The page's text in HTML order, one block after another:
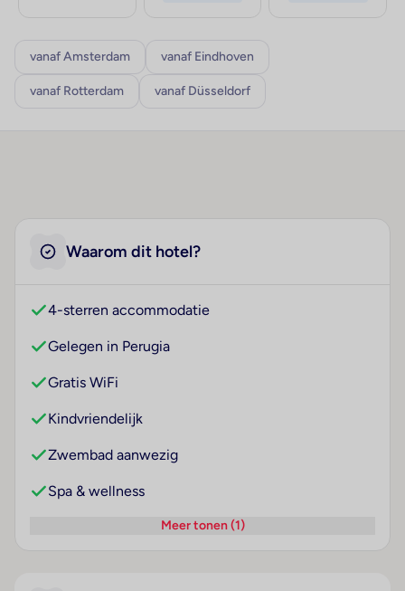
vanaf Amsterdam vanaf Eindhoven
vanaf Rotterdam vanaf Düsseldorf
Waarom dit hotel?
4-sterren accommodatie
Gelegen in Perugia
Gratis WiFi
Kindvriendelijk
Zwembad aanwezig
Spa & wellness
Meer tonen (1)